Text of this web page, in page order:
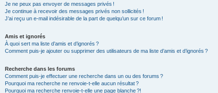
Je ne peux pas envoyer de messages privés !
Je continue à recevoir des messages privés non sollicités !
J’ai reçu un e-mail indésirable de la part de quelqu’un sur ce forum !
Amis et ignorés
À quoi sert ma liste d’amis et d’ignorés ?
Comment puis-je ajouter ou supprimer des utilisateurs de ma liste d’amis et d’ignorés ?
Recherche dans les forums
Comment puis-je effectuer une recherche dans un ou des forums ?
Pourquoi ma recherche ne renvoie-t-elle aucun résultat ?
Pourquoi ma recherche renvoie-t-elle une page blanche ?!